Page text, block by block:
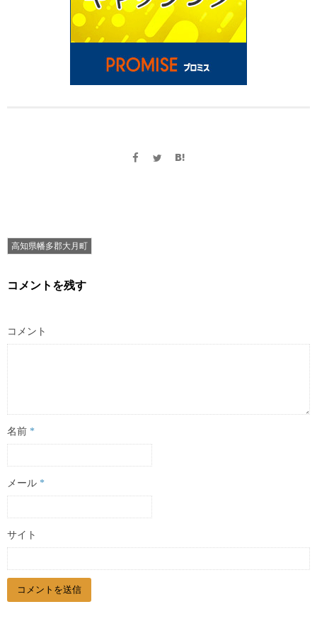
高知県幡多郡大月町
コメントを残す
コメント
名前 *
メール *
サイト